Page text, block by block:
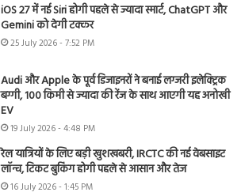
iOS 27 में नई Siri होगी पहले से ज्यादा स्मार्ट, ChatGPT और
Gemini को देगी टक्कर
25 July 2026 - 7:52 PM
Audi और Apple के पूर्व डिजाइनरों ने बनाई लग्जरी इलेक्ट्रिक
बग्गी, 100 किमी से ज्यादा की रेंज के साथ आएगी यह अनोखी
EV
19 July 2026 - 4:48 PM
रेल यात्रियों के लिए बड़ी खुशखबरी, IRCTC की नई वेबसाइट
लॉन्च, टिकट बुकिंग होगी पहले से आसान और तेज
16 July 2026 - 1:45 PM